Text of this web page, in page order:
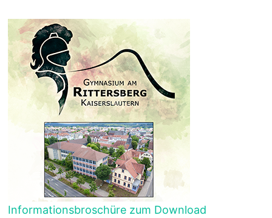
Informationsbroschüre zum Download